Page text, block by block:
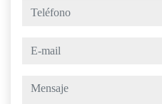
teléfono
e-mail
mensaje